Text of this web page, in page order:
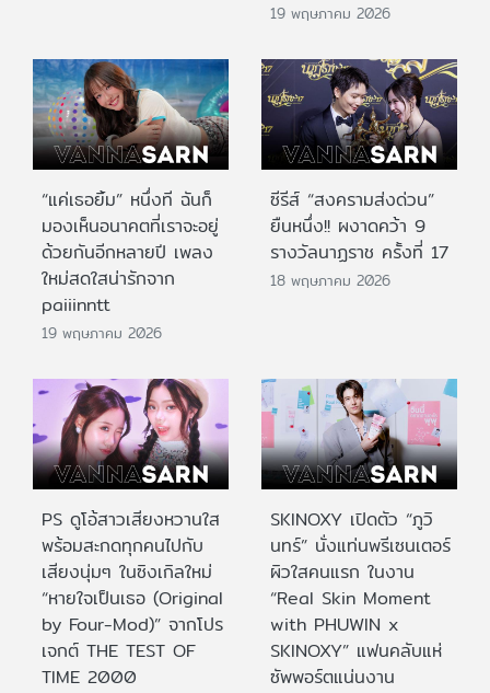
19 พฤษภาคม 2026
“แค่เธอยิ้ม” หนึ่งที ฉันก็
มองเห็นอนาคตที่เราจะอยู่
ด้วยกันอีกหลายปี เพลง
ใหม่สดใสน่ารักจาก
paiiinntt
19 พฤษภาคม 2026
ซีรีส์ “สงครามส่งด่วน”
ยืนหนึ่ง!! ผงาดคว้า 9
รางวัลนาฏราช ครั้งที่ 17
18 พฤษภาคม 2026
PS ดูโอ้สาวเสียงหวานใส
พร้อมสะกดทุกคนไปกับ
เสียงนุ่มๆ ในซิงเกิลใหม่
“หายใจเป็นเธอ (Original
by Four-Mod)” จากโปร
เจกต์ THE TEST OF
TIME 2000
SKINOXY เปิดตัว “ภูวิ
นทร์” นั่งแท่นพรีเซนเตอร์
ผิวใสคนแรก ในงาน
“Real Skin Moment
with PHUWIN x
SKINOXY” แฟนคลับแห่
ซัพพอร์ตแน่นงาน